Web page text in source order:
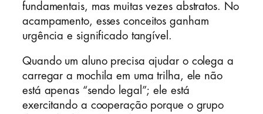
fundamentais, mas muitas vezes abstratos. No
acampamento, esses conceitos ganham
urgência e significado tangível.
Quando um aluno precisa ajudar o colega a
carregar a mochila em uma trilha, ele não
está apenas “sendo legal”; ele está
exercitando a cooperação porque o grupo